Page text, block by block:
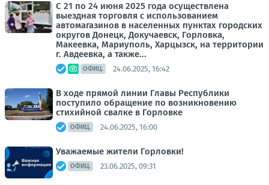
С 21 по 24 июня 2025 года осуществлена
выездная торговля с использованием
автомагазинов в населенных пунктах городских
округов Донецк, Докучаевск, Горловка,
Макеевка, Мариуполь, Харцызск, на территории
г. Авдеевка, а также...
ОФИЦ. 24.06.2025, 16:42
В ходе прямой линии Главы Республики
поступило обращение по возникновению
стихийной свалке в Горловке
ОФИЦ. 24.06.2025, 16:00
Уважаемые жители Горловки!
ОФИЦ. 23.06.2025, 09:31